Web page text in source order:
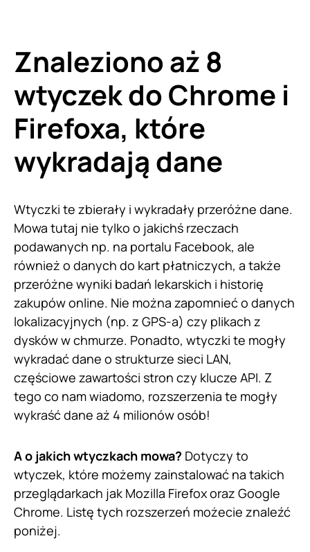
Znaleziono aż 8
wtyczek do Chrome i
Firefoxa, które
wykradają dane
Wtyczki te zbierały i wykradały przeróżne dane.
Mowa tutaj nie tylko o jakichś rzeczach
podawanych np. na portalu Facebook, ale
również o danych do kart płatniczych, a także
przeróżne wyniki badań lekarskich i historię
zakupów online. Nie można zapomnieć o danych
lokalizacyjnych (np. z GPS-a) czy plikach z
dysków w chmurze. Ponadto, wtyczki te mogły
wykradać dane o strukturze sieci LAN,
częściowe zawartości stron czy klucze API. Z
tego co nam wiadomo, rozszerzenia te mogły
wykraść dane aż 4 milionów osób!
A o jakich wtyczkach mowa? Dotyczy to
wtyczek, które możemy zainstalować na takich
przeglądarkach jak Mozilla Firefox oraz Google
Chrome. Listę tych rozszerzeń możecie znaleźć
poniżej.